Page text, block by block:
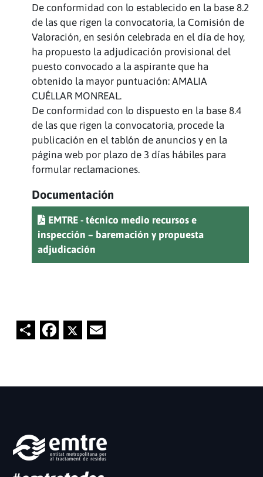
De conformidad con lo establecido en la base 8.2
de las que rigen la convocatoria, la Comisión de
Valoración, en sesión celebrada en el día de hoy,
ha propuesto la adjudicación provisional del
puesto convocado a la aspirante que ha
obtenido la mayor puntuación: AMALIA
CUÉLLAR MONREAL.
De conformidad con lo dispuesto en la base 8.4
de las que rigen la convocatoria, procede la
publicación en el tablón de anuncios y en la
página web por plazo de 3 días hábiles para
formular reclamaciones.
Documentación
EMTRE - técnico medio recursos e
inspección – baremación y propuesta
adjudicación
ShareFacebook
Twitter